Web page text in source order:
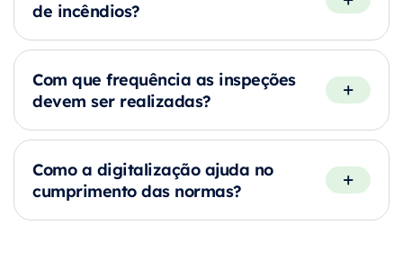
de incêndios?
Com que frequência as inspeções
devem ser realizadas?
Como a digitalização ajuda no
cumprimento das normas?